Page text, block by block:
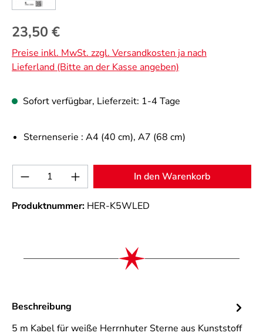
Regulärer Preis:
23,50 €
Preise inkl. MwSt. zzgl. Versandkosten ja nach
Lieferland (Bitte an der Kasse angeben)
Sofort verfügbar, Lieferzeit: 1-4 Tage
Sternenserie : A4 (40 cm), A7 (68 cm)
Produkt Anzahl: Gib den gewünschten
In den Warenkorb
Produktnummer: HER-K5WLED
Beschreibung
5 m Kabel für weiße Herrnhuter Sterne aus Kunststoff